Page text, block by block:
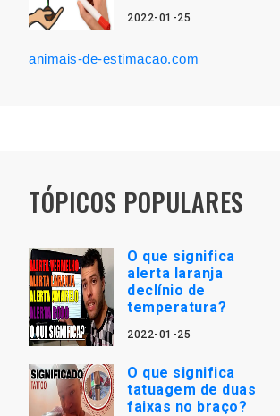
2022-01-25
animais-de-estimacao.com
TÓPICOS POPULARES
O que significa
alerta laranja
declínio de
temperatura?
2022-01-25
O que significa
tatuagem de duas
faixas no braço?